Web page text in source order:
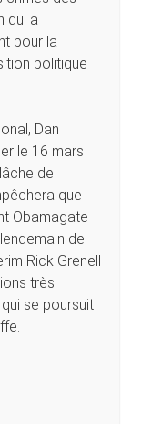
qui a
pour la
politique
Dan
le 16 mars
de
que
Obamagate
de
Rick Grenell
très
se poursuit